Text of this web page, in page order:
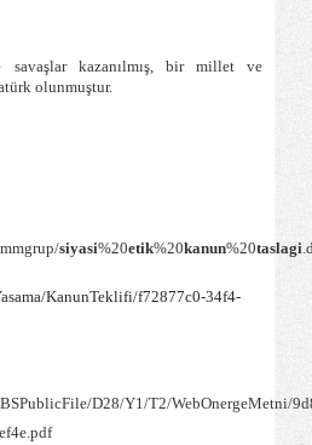
kazanılmış, bir millet ve
olunmuştur.
siyasi%20etik%20kanun%20taslagi
KanunTeklifi/f72877c0-34f4-
D28/Y1/T2/WebOnergeMetni/